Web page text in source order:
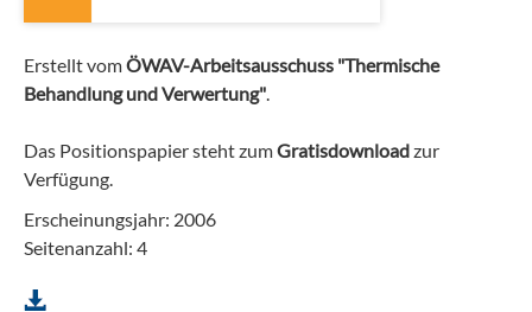
Erstellt vomÖWAV-Arbeitsausschuss "Thermische
Behandlung und Verwertung".
Das Positionspapier steht zumGratisdownloadzur
Verfügung.
Erscheinungsjahr: 2006
Seitenanzahl: 4